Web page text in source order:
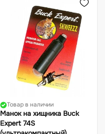
Товар в наличии
Манок на хищника Buck
Expert 74S